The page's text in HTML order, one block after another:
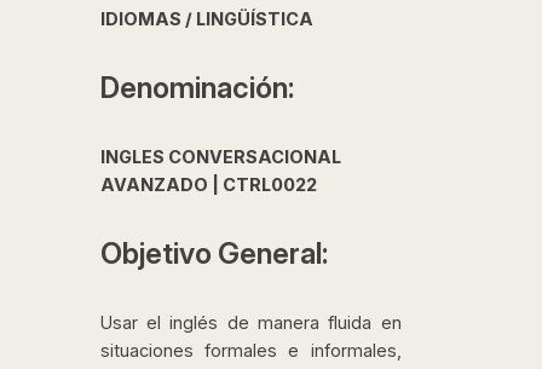
IDIOMAS / LINGÜÍSTICA
Denominación:
INGLES CONVERSACIONAL
AVANZADO | CTRL0022
Objetivo General:
Usar el inglés de manera fluida en
situaciones formales e informales,